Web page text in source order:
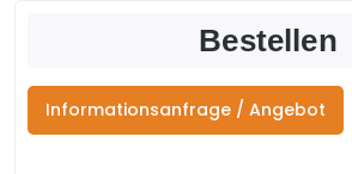
Bestellen
Informationsanfrage / Angebot